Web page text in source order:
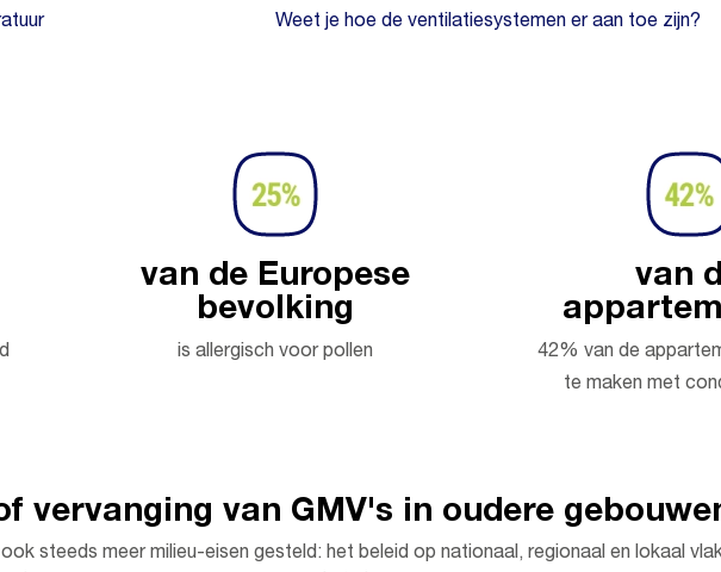
Weet je hoe de ventilatiesystemen er aan toe zijn?
van de Europese
bevolking
is allergisch voor pollen
van
42% van de
te maken met
vervanging van GMV's in oudere
steeds meer milieu-eisen gesteld: het beleid op nationaal, regionaal en lokaal